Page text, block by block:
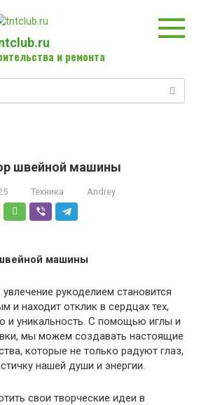
и ремонта
швейной машины
Техника Andrey
машины
рукоделием становится
и находит отклик в сердцах тех,
и уникальность. С помощью иглы и
мы можем создавать настоящие
которые не только радуют глаз,
нашей души и энергии.
свои творческие идеи в